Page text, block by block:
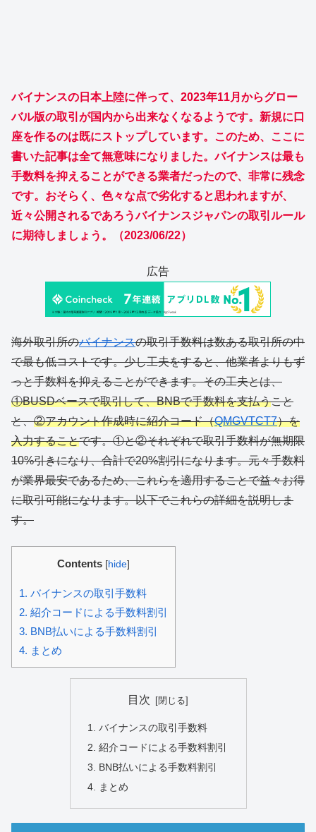
バイナンスの日本上陸に伴って、2023年11月からグロー
バル版の取引が国内から出来なくなるようです。新規に口
座を作るのは既にストップしています。このため、ここに
書いた記事は全て無意味になりました。バイナンスは最も
手数料を抑えることができる業者だったので、非常に残念
です。おそらく、色々な点で劣化すると思われますが、
近々公開されるであろうバイナンスジャパンの取引ルール
に期待しましょう。（2023/06/22）
広告
海外取引所のバイナンスの取引手数料は数ある取引所の中
で最も低コストです。少し工夫をすると、他業者よりもず
っと手数料を抑えることができます。その工夫とは、
①BUSDベースで取引して、BNBで手数料を支払うこと
と、②アカウント作成時に紹介コード（QMGVTCT7）を
入力することです。①と②それぞれで取引手数料が無期限
10%引きになり、合計で20%割引になります。元々手数料
が業界最安であるため、これらを適用することで益々お得
に取引可能になります。以下でこれらの詳細を説明しま
す。
Contents [hide]
1. バイナンスの取引手数料
2. 紹介コードによる手数料割引
3. BNB払いによる手数料割引
4. まとめ
目次
バイナンスの取引手数料
紹介コードによる手数料割引
BNB払いによる手数料割引
まとめ